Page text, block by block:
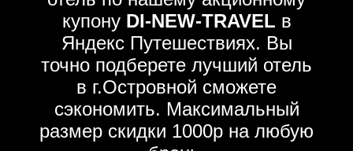
купону DI-NEW-TRAVEL в
Яндекс Путешествиях. Вы
точно подберете лучший отель
в г.Островной сможете
сэкономить. Максимальный
размер скидки 1000р на любую